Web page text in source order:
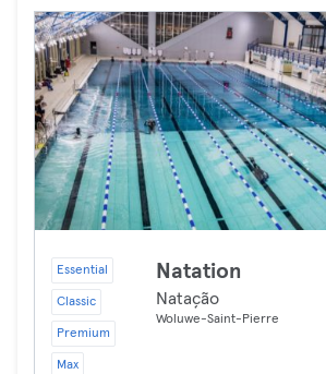
Essential
Classic
Premium
Max
Natation
Natação
Woluwe-Saint-Pierre